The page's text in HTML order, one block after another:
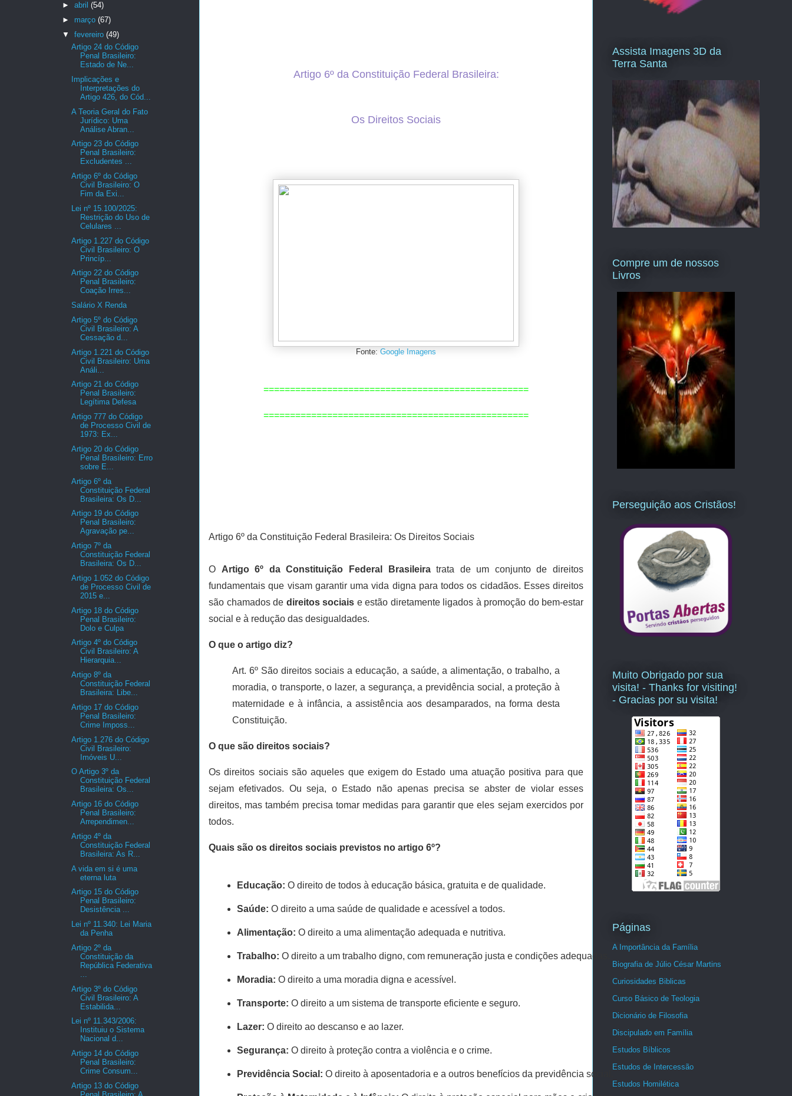
Artigo 6º da Constituição Federal Brasileira:
Os Direitos Sociais
Fonte: Google Imagens
==================================================
==================================================
Artigo 6º da Constituição Federal Brasileira: Os Direitos Sociais
O Artigo 6º da Constituição Federal Brasileiratrata de um conjunto de direitos
fundamentais que visam garantir uma vida digna para todos os cidadãos. Esses direitos
são chamados de direitos sociais e estão diretamente ligados à promoção do bem-estar
social e à redução das desigualdades.
O que o artigo diz?
Art. 6º São direitos sociais a educação, a saúde, a alimentação, o trabalho, a
moradia, o transporte, o lazer, a segurança, a previdência social, a proteção à
maternidade e à infância, a assistência aos desamparados, na forma desta
Constituição.
O que são direitos sociais?
Os direitos sociais são aqueles que exigem do Estado uma atuação positiva para que
sejam efetivados. Ou seja, o Estado não apenas precisa se abster de violar esses
direitos, mas também precisa tomar medidas para garantir que eles sejam exercidos por
todos.
Quais são os direitos sociais previstos no artigo 6º?
Educação: O direito de todos à educação básica, gratuita e de qualidade.
Saúde: O direito a uma saúde de qualidade e acessível a todos.
Alimentação: O direito a uma alimentação adequada e nutritiva.
Trabalho: O direito a um trabalho digno, com remuneração justa e condições adequadas.
Moradia: O direito a uma moradia digna e acessível.
Transporte: O direito a um sistema de transporte eficiente e seguro.
Lazer: O direito ao descanso e ao lazer.
Segurança: O direito à proteção contra a violência e o crime.
Previdência Social: O direito à aposentadoria e a outros benefícios da previdência social.
► abril (54)
► março (67)
▼ fevereiro (49)
Artigo 24 do Código
Penal Brasileiro:
Estado de Ne...
Implicações e
Interpretações do
Artigo 426, do Cód...
A Teoria Geral do Fato
Jurídico: Uma
Análise Abran...
Artigo 23 do Código
Penal Brasileiro:
Excludentes ...
Artigo 6º do Código
Civil Brasileiro: O
Fim da Exi...
Lei nº 15.100/2025:
Restrição do Uso de
Celulares ...
Artigo 1.227 do Código
Civil Brasileiro: O
Princíp...
Artigo 22 do Código
Penal Brasileiro:
Coação Irres...
Salário X Renda
Artigo 5º do Código
Civil Brasileiro: A
Cessação d...
Artigo 1.221 do Código
Civil Brasileiro: Uma
Análi...
Artigo 21 do Código
Penal Brasileiro:
Legítima Defesa
Artigo 777 do Código
de Processo Civil de
1973: Ex...
Artigo 20 do Código
Penal Brasileiro: Erro
sobre E...
Artigo 6º da
Constituição Federal
Brasileira: Os D...
Artigo 19 do Código
Penal Brasileiro:
Agravação pe...
Artigo 7º da
Constituição Federal
Brasileira: Os D...
Artigo 1.052 do Código
de Processo Civil de
2015 e...
Artigo 18 do Código
Penal Brasileiro:
Dolo e Culpa
Artigo 4º do Código
Civil Brasileiro: A
Hierarquia...
Artigo 8º da
Constituição Federal
Brasileira: Libe...
Artigo 17 do Código
Penal Brasileiro:
Crime Imposs...
Artigo 1.276 do Código
Civil Brasileiro:
Imóveis U...
O Artigo 3º da
Constituição Federal
Brasileira: Os...
Artigo 16 do Código
Penal Brasileiro:
Arrependimen...
Artigo 4º da
Constituição Federal
Brasileira: As R...
A vida em si é uma
eterna luta
Artigo 15 do Código
Penal Brasileiro:
Desistência ...
Lei nº 11.340: Lei Maria
da Penha
Artigo 2º da
Constituição da
República Federativa
Artigo 3º do Código
Civil Brasileiro: A
Estabilida...
Lei nº 11.343/2006:
Instituiu o Sistema
Nacional d...
Artigo 14 do Código
Penal Brasileiro:
Crime Consum...
Artigo 13 do Código
Assista Imagens 3D da
Terra Santa
Compre um de nossos
Livros
Perseguição aos Cristãos!
Muito Obrigado por sua
visita! - Thanks for visiting!
- Gracias por su visita!
Páginas
A Importância da Família
Biografia de Júlio César Martins
Curiosidades Biblicas
Curso Básico de Teologia
Dicionário de Filosofia
Discipulado em Família
Estudos Bíblicos
Estudos de Intercessão
Estudos Homilética